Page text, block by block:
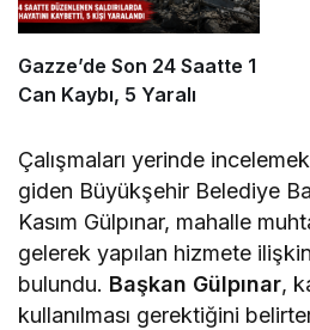
Gazze’de Son 24 Saatte 1
Can Kaybı, 5 Yaralı
Çalışmaları yerinde
giden Büyükşehir Belediye
Kasım Gülpınar, mahalle
gelerek yapılan hizmete
bulundu. Başkan Gülpınar,
kullanılması gerektiğini